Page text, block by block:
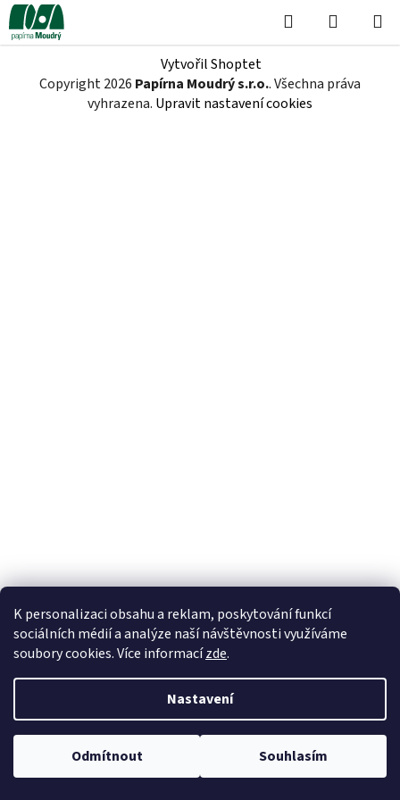
K personalizaci obsahu a reklam, poskytování funkcí
sociálních médií a analýze naší návštěvnosti využíváme
soubory cookies. Více informacízde.
Nastavení
Odmítnout Souhlasím
Přejít
na
obsah
Hledat
KOŠÍK
Vytvořil Shoptet
Copyright 2026 Papírna Moudrý s.r.o.. Všechna práva
vyhrazena. Upravit nastavení cookies